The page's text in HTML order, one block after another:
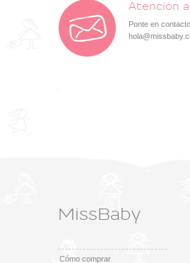
Atención
Ponte en
MissBaby
Cómo comprar